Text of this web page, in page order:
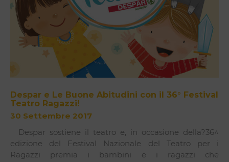
Despar e Le Buone Abitudini con il 36° Festival
Teatro Ragazzi!
30 Settembre 2017
Despar sostiene il teatro e, in occasione della?36^
edizione del Festival Nazionale del Teatro per i
Ragazzi premia i bambini e i ragazzi che